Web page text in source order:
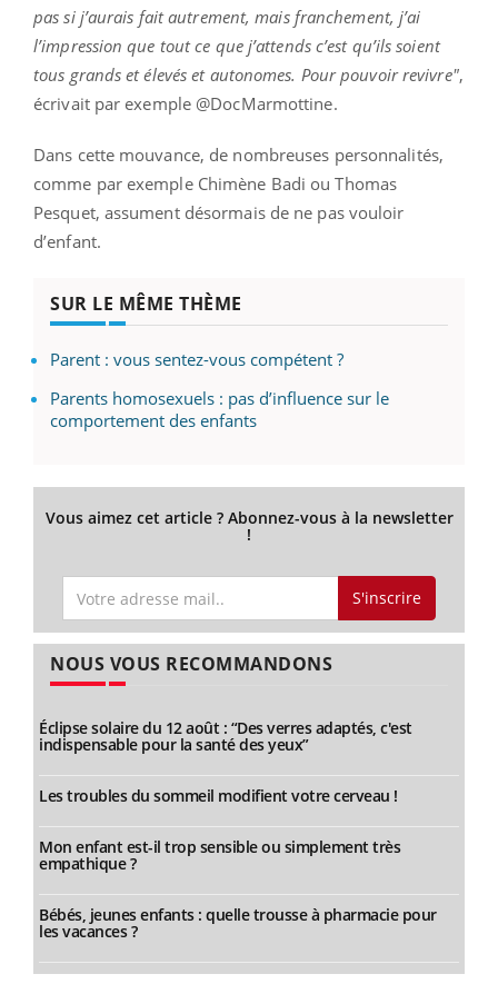
pas si j’aurais fait autrement, mais franchement, j’ai
l’impression que tout ce que j’attends c’est qu’ils soient
tous grands et élevés et autonomes. Pour pouvoir revivre",
écrivait par exemple @DocMarmottine.
Dans cette mouvance, de nombreuses personnalités,
comme par exemple Chimène Badi ou Thomas
Pesquet, assument désormais de ne pas vouloir
d’enfant.
SUR LE MÊME THÈME
Parent : vous sentez-vous compétent ?
Parents homosexuels : pas d’influence sur le
comportement des enfants
Vous aimez cet article ? Abonnez-vous à la newsletter
!
S'inscrire
NOUS VOUS RECOMMANDONS
Éclipse solaire du 12 août : “Des verres adaptés, c'est
indispensable pour la santé des yeux”
Les troubles du sommeil modifient votre cerveau !
Mon enfant est-il trop sensible ou simplement très
empathique ?
Bébés, jeunes enfants : quelle trousse à pharmacie pour
les vacances ?